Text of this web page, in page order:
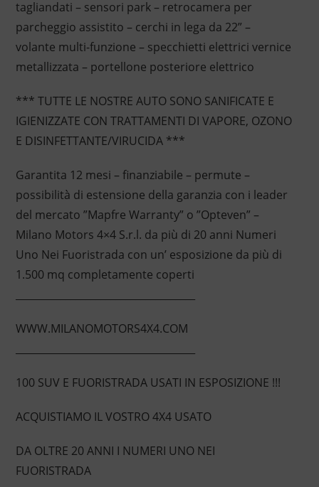
tagliandati – sensori park – retrocamera per
parcheggio assistito – cerchi in lega da 22” –
volante multi-funzione – specchietti elettrici vernice
metallizzata – portellone posteriore elettrico
*** TUTTE LE NOSTRE AUTO SONO SANIFICATE E
IGIENIZZATE CON TRATTAMENTI DI VAPORE, OZONO
E DISINFETTANTE/VIRUCIDA ***
Garantita 12 mesi – finanziabile – permute –
possibilità di estensione della garanzia con i leader
del mercato ”Mapfre Warranty” o ”Opteven” –
Milano Motors 4×4 S.r.l. da più di 20 anni Numeri
Uno Nei Fuoristrada con un’ esposizione da più di
1.500 mq completamente coperti
WWW.MILANOMOTORS4X4.COM
100 SUV E FUORISTRADA USATI IN ESPOSIZIONE !!!
ACQUISTIAMO IL VOSTRO 4X4 USATO
DA OLTRE 20 ANNI I NUMERI UNO NEI
FUORISTRADA